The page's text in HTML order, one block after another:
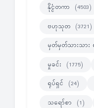
နိုင္ငံတကာ (4503)
ဗဟုသုတ (3721)
မှတ်မှတ်သားသား စ
မှုခင်း (1775)
ရုပ်ရှင် (24)
သရော်စာ (1)